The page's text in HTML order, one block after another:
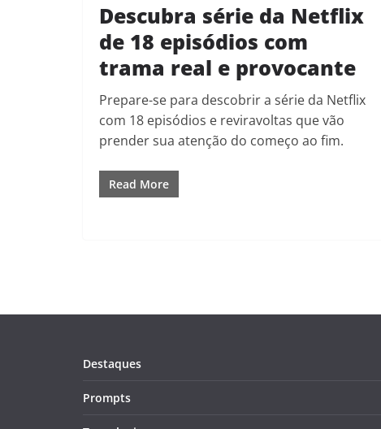
Descubra série da Netflix
de 18 episódios com
trama real e provocante
Prepare-se para descobrir a série da Netflix
com 18 episódios e reviravoltas que vão
prender sua atenção do começo ao fim.
Read More
Destaques
Prompts